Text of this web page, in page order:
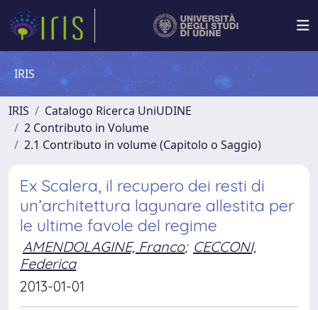
IRIS
IRIS
Catalogo Ricerca UniUDINE
2 Contributo in Volume
2.1 Contributo in volume (Capitolo o Saggio)
Ex Scalera, il recupero dei resti di
un’architettura lagunare allestita per
le ultime favole del regime
AMENDOLAGINE, Franco; CECCONI,
Federica
2013-01-01